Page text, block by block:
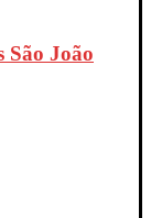
São João